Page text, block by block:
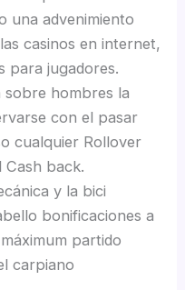
una advenimiento
casinos en internet,
para jugadores.
sobre hombres la
con el pasar
cualquier Rollover
Cash back.
y la bici
bonificaciones a
partido
carpiano